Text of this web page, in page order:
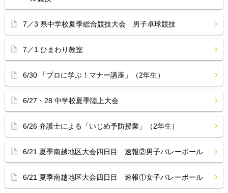
7／3 県中学校夏季総合競技大会 男子卓球競技
7／1 ひまわり教室
6/30 「プロに学ぶ！マナー講座」（2年生）
6/27・28 中学校夏季陸上大会
6/26 弁護士による「いじめ予防授業」（2年生）
6/21 夏季南越地区大会四日目 速報②男子バレーボール
6/21 夏季南越地区大会四日目 速報①女子バレーボール